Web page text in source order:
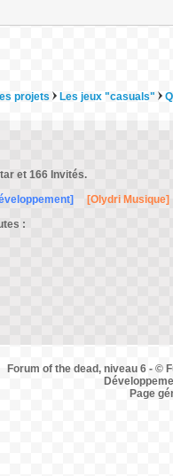
projets Les jeux "casuals"
et 166 Invités.
[Olydri Musique]
:
Forum of the dead, niveau 6 - ©
Page